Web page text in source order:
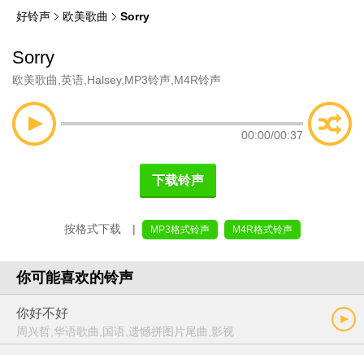
好铃声 欧美歌曲 Sorry
Sorry
欧美歌曲 英语 Halsey, MP3铃声 M4R铃声
00:00/00:37
下载铃声
按格式下载 | MP3格式铃声 M4R格式铃声
你可能喜欢的铃声
你好不好
周兴哲,华语歌曲,国语,遗憾拼图片尾曲,影视